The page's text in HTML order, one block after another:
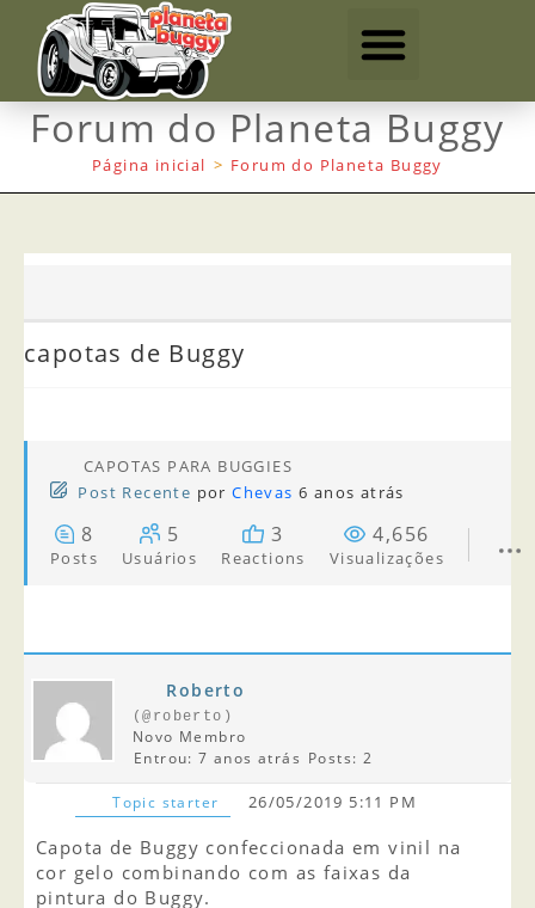
Forum do Planeta Buggy
Página inicial > Forum do Planeta Buggy
capotas de Buggy
CAPOTAS PARA BUGGIES
Post Recente por Chevas 6 anos atrás
8
Posts
5
Usuários
3
Reactions
4,656
Visualizações
Roberto
(@roberto)
Novo Membro
Entrou: 7 anos atrás Posts: 2
Topic starter 26/05/2019 5:11 PM
Capota de Buggy confeccionada em vinil na
cor gelo combinando com as faixas da
pintura do Buggy.